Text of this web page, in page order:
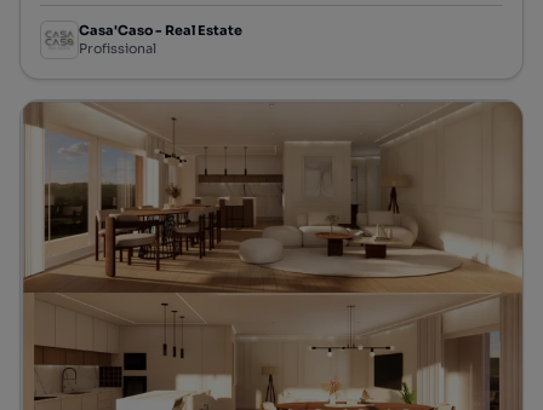
Casa'Caso - Real Estate
Profissional